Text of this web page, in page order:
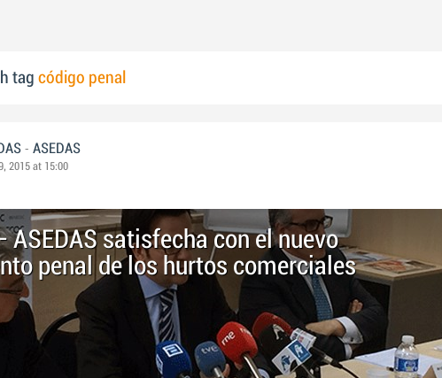
tag código penal
- ASEDAS
2015 at 15:00
ASEDAS satisfecha con el nuevo
penal de los hurtos comerciales